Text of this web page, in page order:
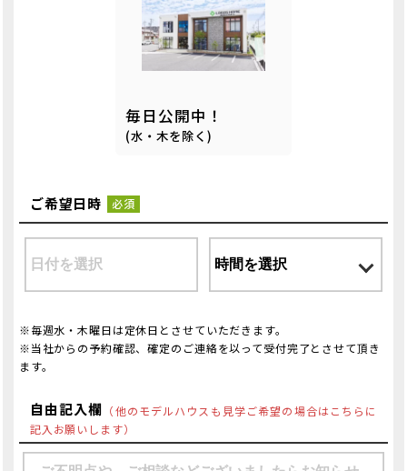
毎日公開中！
(水・木を除く)
ご希望日時 必須
※毎週水・木曜日は定休日とさせていただきます。
※当社からの予約確認、確定のご連絡を以って受付完了とさせて頂き
ます。
自由記入欄 （他のモデルハウスも見学ご希望の場合はこちらに
記入お願いします）